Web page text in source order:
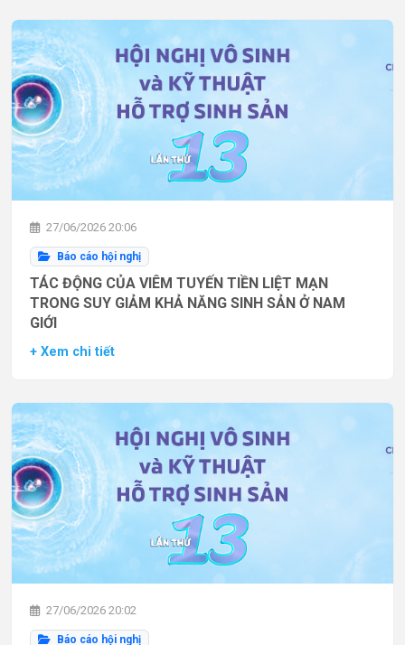
27/06/2026 20:06
Báo cáo hội nghị
TÁC ĐỘNG CỦA VIÊM TUYẾN TIỀN LIỆT MẠN
TRONG SUY GIẢM KHẢ NĂNG SINH SẢN Ở NAM
GIỚI
+ Xem chi tiết
27/06/2026 20:02
Báo cáo hội nghị